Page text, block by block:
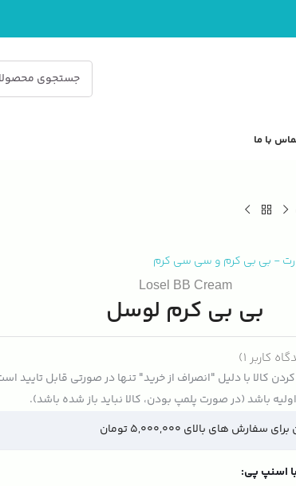
با ما
- بی بی کرم و سی سی کرم
Losel BB Cream
بی بی کرم لوسل
کاربر 1
)
کالا با دلیل "انصراف از خرید" تنها در صورتی قابل تایید
باشد (در صورت پلمپ بودن، کالا نباید باز شده باشد).
سفارش های بالای 5,000,000 تومان
اسنپ پی: